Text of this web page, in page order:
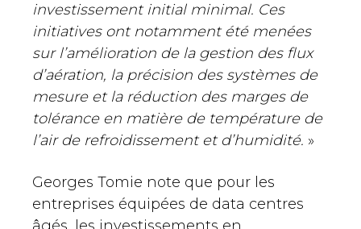
investissement initial minimal. Ces
initiatives ont notamment été menées
sur l’amélioration de la gestion des flux
d’aération, la précision des systèmes de
mesure et la réduction des marges de
tolérance en matière de température de
l’air de refroidissement et d’humidité. »
Georges Tomie note que pour les
entreprises équipées de data centres